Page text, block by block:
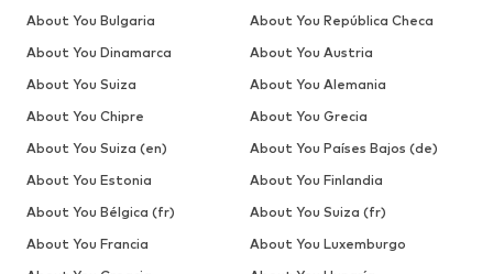
About You Bulgaria
About You República Checa
About You Dinamarca
About You Austria
About You Suiza
About You Alemania
About You Chipre
About You Grecia
About You Suiza (en)
About You Países Bajos (de)
About You Estonia
About You Finlandia
About You Bélgica (fr)
About You Suiza (fr)
About You Francia
About You Luxemburgo